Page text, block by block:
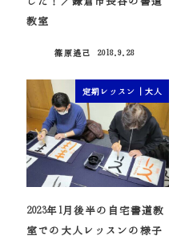
教室
篠原遙己
2018.9.28
定期レッスン｜大人
2023年1月後半の自宅書道教
室での大人レッスンの様子